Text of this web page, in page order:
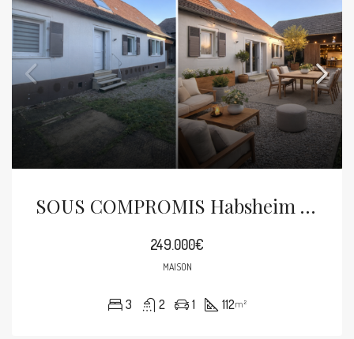
SOUS COMPROMIS Habsheim Centre Maison 5p 112m² Sur 5.25 Ares Avec Dépendance/grange
249.000€
MAISON
3 2 1 112m²